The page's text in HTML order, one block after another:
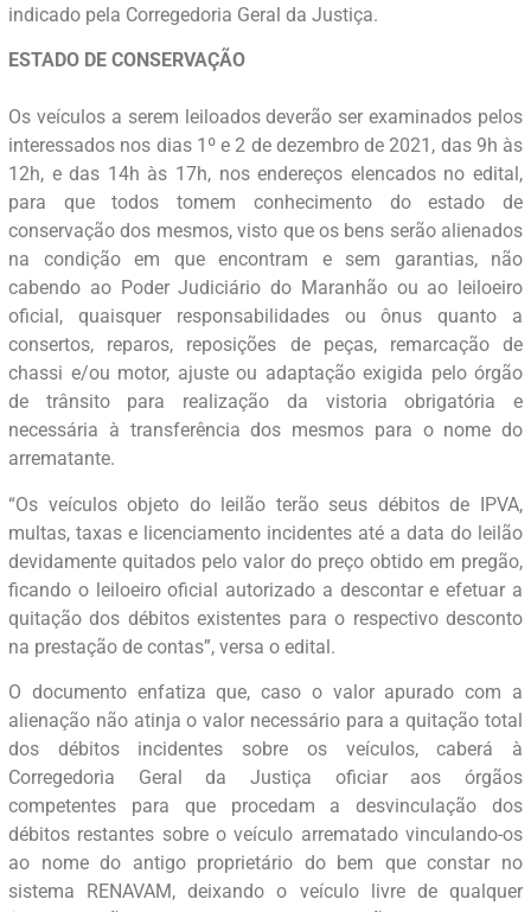
indicado pela Corregedoria Geral da Justiça.
ESTADO DE CONSERVAÇÃO
Os veículos a serem leiloados deverão ser examinados pelos
interessados nos dias 1º e 2 de dezembro de 2021, das 9h às
12h, e das 14h às 17h, nos endereços elencados no edital,
para que todos tomem conhecimento do estado de
conservação dos mesmos, visto que os bens serão alienados
na condição em que encontram e sem garantias, não
cabendo ao Poder Judiciário do Maranhão ou ao leiloeiro
oficial, quaisquer responsabilidades ou ônus quanto a
consertos, reparos, reposições de peças, remarcação de
chassi e/ou motor, ajuste ou adaptação exigida pelo órgão
de trânsito para realização da vistoria obrigatória e
necessária à transferência dos mesmos para o nome do
arrematante.
“Os veículos objeto do leilão terão seus débitos de IPVA,
multas, taxas e licenciamento incidentes até a data do leilão
devidamente quitados pelo valor do preço obtido em pregão,
ficando o leiloeiro oficial autorizado a descontar e efetuar a
quitação dos débitos existentes para o respectivo desconto
na prestação de contas”, versa o edital.
O documento enfatiza que, caso o valor apurado com a
alienação não atinja o valor necessário para a quitação total
dos débitos incidentes sobre os veículos, caberá à
Corregedoria Geral da Justiça oficiar aos órgãos
competentes para que procedam a desvinculação dos
débitos restantes sobre o veículo arrematado vinculando-os
ao nome do antigo proprietário do bem que constar no
sistema RENAVAM, deixando o veículo livre de qualquer